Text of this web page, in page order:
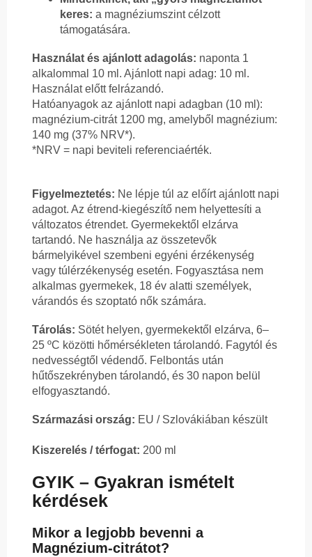
keres: a magnéziumszint célzott
támogatására.
Használat és ajánlott adagolás: naponta 1
alkalommal 10 ml. Ajánlott napi adag: 10 ml.
Használat előtt felrázandó.
Hatóanyagok az ajánlott napi adagban (10 ml):
magnézium-citrát 1200 mg, amelyből magnézium:
140 mg (37% NRV*).
*NRV = napi beviteli referenciaérték.
Figyelmeztetés: Ne lépje túl az előírt ajánlott napi
adagot. Az étrend-kiegészítő nem helyettesíti a
változatos étrendet. Gyermekektől elzárva
tartandó. Ne használja az összetevők
bármelyikével szembeni egyéni érzékenység
vagy túlérzékenység esetén. Fogyasztása nem
alkalmas gyermekek, 18 év alatti személyek,
várandós és szoptató nők számára.
Tárolás: Sötét helyen, gyermekektől elzárva, 6–
25 ºC közötti hőmérsékleten tárolandó. Fagytól és
nedvességtől védendő. Felbontás után
hűtőszekrényben tárolandó, és 30 napon belül
elfogyasztandó.
Származási ország: EU / Szlovákiában készült
Kiszerelés / térfogat: 200 ml
GYIK – Gyakran ismételt
kérdések
Mikor a legjobb bevenni a
Magnézium-citrátot?